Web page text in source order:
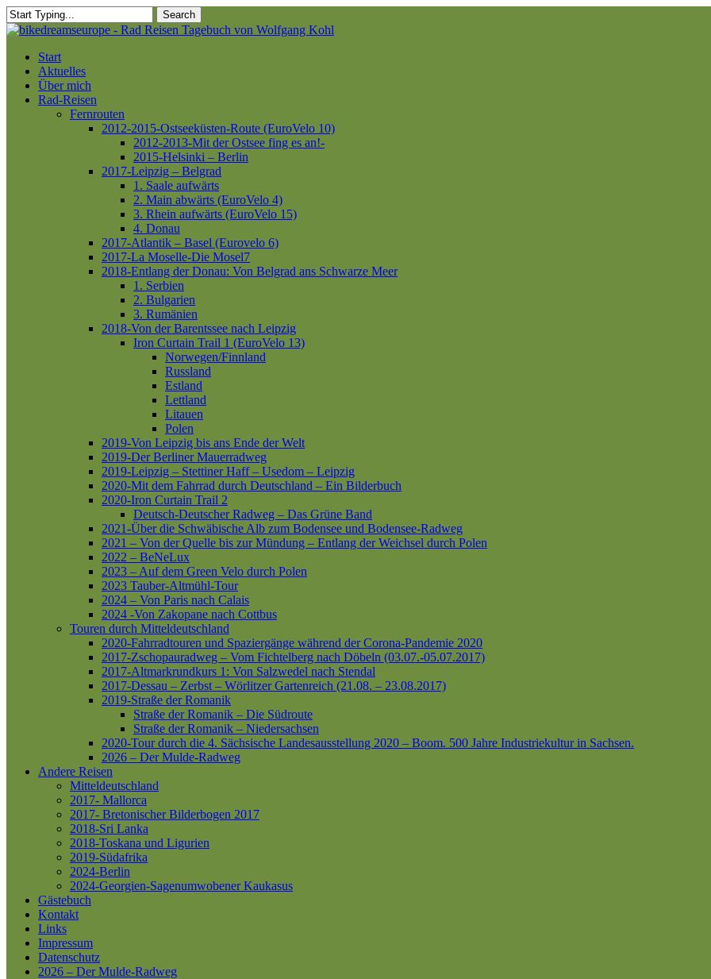
Skip
to
content
Search
Close
Menu
Start
Aktuelles
Über mich
Rad-Reisen
Fernrouten
2012-2015-Ostseeküsten-Route (EuroVelo 10)
2012-2013-Mit der Ostsee fing es an!-
2015-Helsinki – Berlin
2017-Leipzig – Belgrad
1. Saale aufwärts
2. Main abwärts (EuroVelo 4)
3. Rhein aufwärts (EuroVelo 15)
4. Donau
2017-Atlantik – Basel (Eurovelo 6)
2017-La Moselle-Die Mosel7
2018-Entlang der Donau: Von Belgrad ans Schwarze Meer
1. Serbien
2. Bulgarien
3. Rumänien
2018-Von der Barentssee nach Leipzig
Iron Curtain Trail 1 (EuroVelo 13)
Norwegen/Finnland
Russland
Estland
Lettland
Litauen
Polen
2019-Von Leipzig bis ans Ende der Welt
2019-Der Berliner Mauerradweg
2019-Leipzig – Stettiner Haff – Usedom – Leipzig
2020-Mit dem Fahrrad durch Deutschland – Ein Bilderbuch
2020-Iron Curtain Trail 2
Deutsch-Deutscher Radweg – Das Grüne Band
2021-Über die Schwäbische Alb zum Bodensee und Bodensee-Radweg
2021 – Von der Quelle bis zur Mündung – Entlang der Weichsel durch Polen
2022 – BeNeLux
2023 – Auf dem Green Velo durch Polen
2023 Tauber-Altmühl-Tour
2024 – Von Paris nach Calais
2024 -Von Zakopane nach Cottbus
Touren durch Mitteldeutschland
2020-Fahrradtouren und Spaziergänge während der Corona-Pandemie 2020
2017-Zschopauradweg – Vom Fichtelberg nach Döbeln (03.07.-05.07.2017)
2017-Altmarkrundkurs 1: Von Salzwedel nach Stendal
2017-Dessau – Zerbst – Wörlitzer Gartenreich (21.08. – 23.08.2017)
2019-Straße der Romanik
Straße der Romanik – Die Südroute
Straße der Romanik – Niedersachsen
2020-Tour durch die 4. Sächsische Landesausstellung 2020 – Boom. 500 Jahre Industriekultur in Sachsen.
2026 – Der Mulde-Radweg
Andere Reisen
Mitteldeutschland
2017- Mallorca
2017- Bretonischer Bilderbogen 2017
2018-Sri Lanka
2018-Toskana und Ligurien
2019-Südafrika
2024-Berlin
2024-Georgien-Sagenumwobener Kaukasus
Gästebuch
Kontakt
Links
Impressum
Datenschutz
2026 – Der Mulde-Radweg